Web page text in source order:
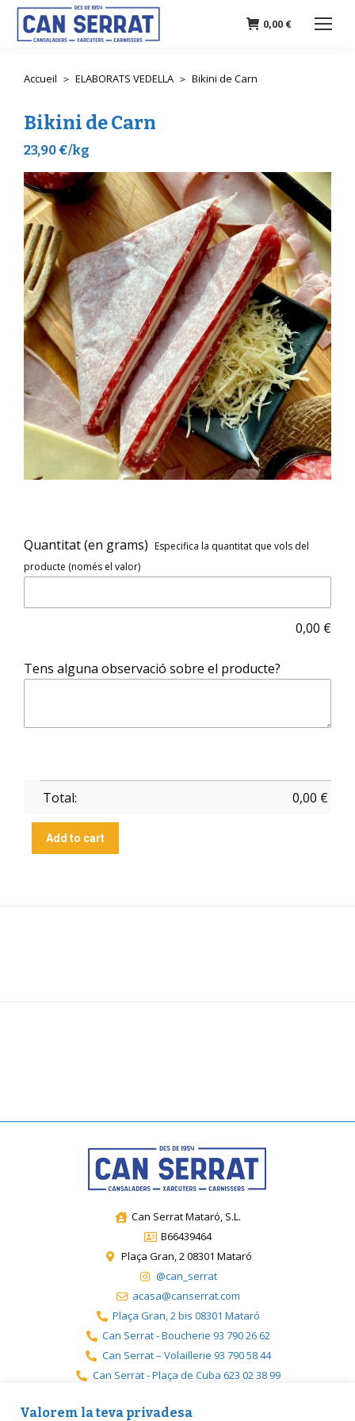
0,00 €
Vous êtes ici :
Accueil ELABORATS VEDELLA Bikini de Carn
Bikini de Carn
23,90 €/kg
Quantitat (en grams) Especifica la quantitat que vols del
producte (només el valor)
0,00 €
Tens alguna observació sobre el producte?
Total: 0,00 €
Add to cart
Can Serrat Mataró, S.L.
B66439464
Plaça Gran, 2 08301 Mataró
@can_serrat
acasa@canserrat.com
Plaça Gran, 2 bis 08301 Mataró
Can Serrat - Boucherie 93 790 26 62
Can Serrat – Volaillerie 93 790 58 44
Can Serrat - Plaça de Cuba 623 02 38 99
Valorem la teva privadesa